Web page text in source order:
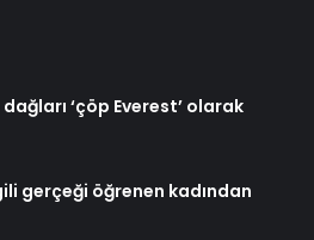
‘çöp Everest’ olarak
gerçeği öğrenen kadından